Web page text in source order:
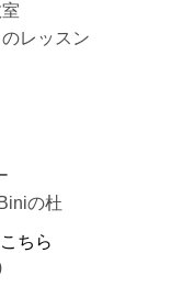
レッスン
ちら